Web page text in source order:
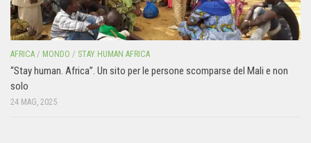
AFRICA / MONDO / STAY HUMAN AFRICA
“Stay human. Africa”. Un sito per le persone scomparse del Mali e non
solo
24 MAG, 2025